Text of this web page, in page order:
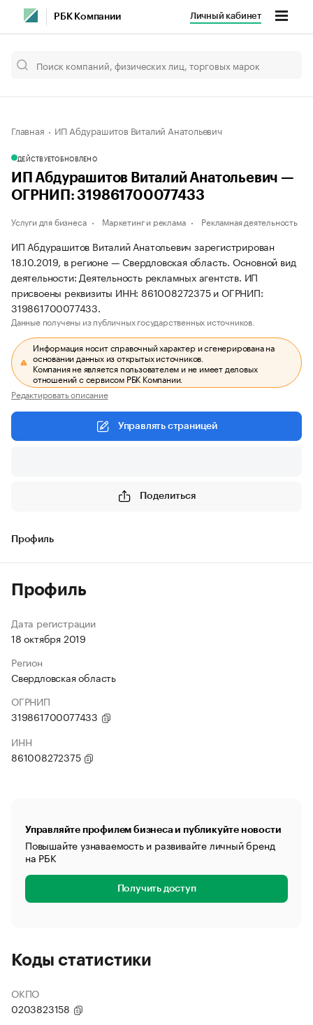
РБК Компании Личный кабинет
Главная ИП Абдурашитов Виталий Анатольевич
ДЕЙСТВУЕТОБНОВЛЕНО
ИП Абдурашитов Виталий Анатольевич —
ОГРНИП: 319861700077433
Услуги для бизнеса Маркетинг и реклама Рекламная деятельность
ИП Абдурашитов Виталий Анатольевич зарегистрирован
18.10.2019, в регионе — Свердловская область. Основной вид
деятельности: Деятельность рекламных агентств. ИП
присвоены реквизиты ИНН: 861008272375 и ОГРНИП:
319861700077433.
Данные получены из публичных государственных источников.
Информация носит справочный характер и сгенерирована на
основании данных из открытых источников.
Компания не является пользователем и не имеет деловых
отношений с сервисом РБК Компании.
Редактировать описание
Управлять страницей
Поделиться
Профиль
Профиль
Дата регистрации
18 октября 2019
Регион
Свердловская область
ОГРНИП
319861700077433
ИНН
861008272375
Управляйте профилем бизнеса и публикуйте новости
Повышайте узнаваемость и развивайте личный бренд
на РБК
Получить доступ
Коды статистики
ОКПО
0203823158